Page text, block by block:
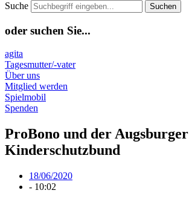
Suche
Suchen
oder suchen Sie...
agita
Tagesmutter/-vater
Über uns
Mitglied werden
Spielmobil
Spenden
ProBono und der Augsburger
Kinderschutzbund
18/06/2020
- 10:02